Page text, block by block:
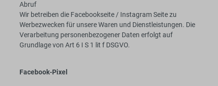
Abruf
Wir betreiben die Facebookseite / Instagram Seite zu
Werbezwecken für unsere Waren und Dienstleistungen. Die
Verarbeitung personenbezogener Daten erfolgt auf
Grundlage von Art 6 I S 1 lit f DSGVO.
Facebook-Pixel